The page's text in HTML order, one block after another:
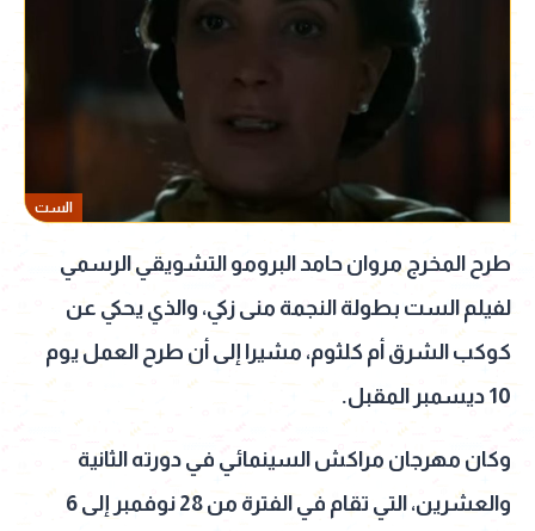
الست
طرح المخرج مروان حامد البرومو التشويقي الرسمي
لفيلم الست بطولة النجمة منى زكي، والذي يحكي عن
كوكب الشرق أم كلثوم، مشيرا إلى أن طرح العمل يوم
10 ديسمبر المقبل.
وكان مهرجان مراكش السينمائي في دورته الثانية
والعشرين، التي تقام في الفترة من 28 نوفمبر إلى 6